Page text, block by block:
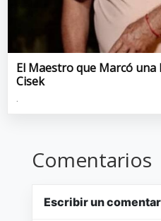
El Maestro que Marcó una
Cisek
.
Comentarios
Escribir un